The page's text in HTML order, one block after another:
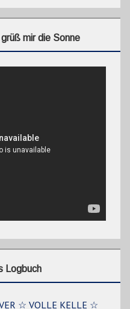
mir die Sonne
Logbuch
☆ VOLLE KELLE ☆